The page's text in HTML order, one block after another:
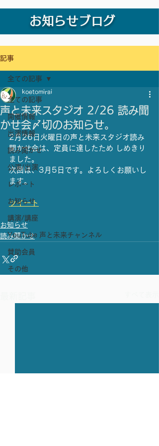
お知らせブログ
記事
全ての記事
開催情報
出演情報
読み聞かせ
公演/出演
レポート
お知らせ
講演/講座
YouTube 声と未来チャンネル
賛助会員
その他
全ての記事
声と未来スタジオ 2/26 読み聞
かせ会〆切のお知らせ。
koetomirai
2月26日火曜日の声と未来スタジオ読み
聞かせ会は、定員に達したため しめきり
ました。
次回は、3月5日です。よろしくお願いし
ます。
ツイート
お知らせ
読み聞かせ